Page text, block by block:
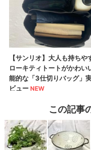
この記事